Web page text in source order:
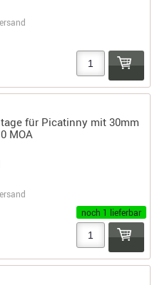
BASEN -
CHASSIS-
ZUBEHÖR
GRIFFE
für Picatinny mit 30mm
MOA
noch 1 lieferbar